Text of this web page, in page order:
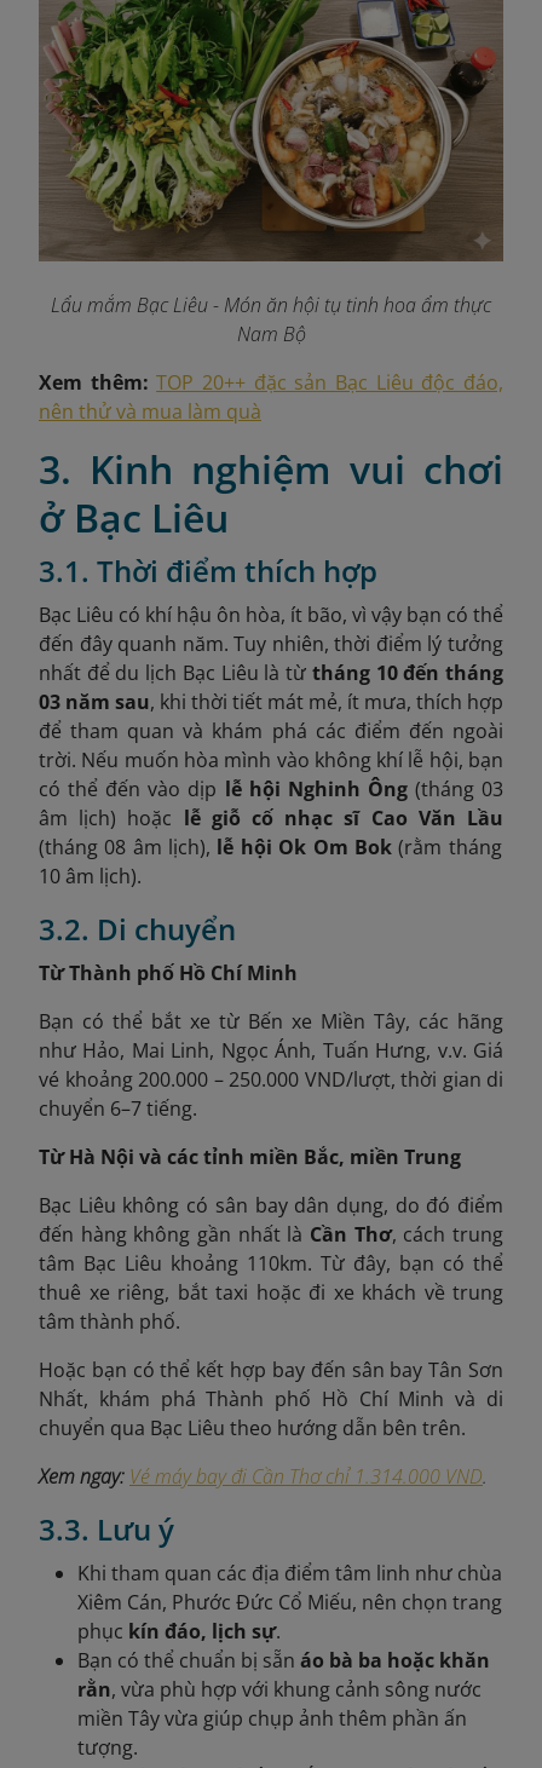
Lẩu mắm Bạc Liêu - Món ăn hội tụ tinh hoa ẩm thực
Nam Bộ
Xem thêm:TOP 20++ đặc sản Bạc Liêu độc đáo,
nên thử và mua làm quà
3. Kinh nghiệm vui chơi
ở Bạc Liêu
3.1. Thời điểm thích hợp
Bạc Liêu có khí hậu ôn hòa, ít bão, vì vậy bạn có thể
đến đây quanh năm. Tuy nhiên, thời điểm lý tưởng
nhất để du lịch Bạc Liêu là từ tháng 10 đến tháng
03 năm sau, khi thời tiết mát mẻ, ít mưa, thích hợp
để tham quan và khám phá các điểm đến ngoài
trời. Nếu muốn hòa mình vào không khí lễ hội, bạn
có thể đến vào dịp lễ hội Nghinh Ông(tháng 03
âm lịch) hoặc lễ giỗ cố nhạc sĩ Cao Văn Lầu
(tháng 08 âm lịch), lễ hội Ok Om Bok(rằm tháng
10 âm lịch).
3.2. Di chuyển
Từ Thành phố Hồ Chí Minh
Bạn có thể bắt xe từ Bến xe Miền Tây, các hãng
như Hảo, Mai Linh, Ngọc Ánh, Tuấn Hưng, v.v. Giá
vé khoảng 200.000 – 250.000 VND/lượt, thời gian di
chuyển 6–7 tiếng.
Từ Hà Nội và các tỉnh miền Bắc, miền Trung
Bạc Liêu không có sân bay dân dụng, do đó điểm
đến hàng không gần nhất là Cần Thơ, cách trung
tâm Bạc Liêu khoảng 110km. Từ đây, bạn có thể
thuê xe riêng, bắt taxi hoặc đi xe khách về trung
tâm thành phố.
Hoặc bạn có thể kết hợp bay đến sân bay Tân Sơn
Nhất, khám phá Thành phố Hồ Chí Minh và di
chuyển qua Bạc Liêu theo hướng dẫn bên trên.
Xem ngay: Vé máy bay đi Cần Thơ chỉ 1.314.000 VND.
3.3. Lưu ý
Khi tham quan các địa điểm tâm linh như chùa
Xiêm Cán, Phước Đức Cổ Miếu, nên chọn trang
phục kín đáo, lịch sự.
Bạn có thể chuẩn bị sẵn áo bà ba hoặc khăn
rằn, vừa phù hợp với khung cảnh sông nước
miền Tây vừa giúp chụp ảnh thêm phần ấn
tượng.